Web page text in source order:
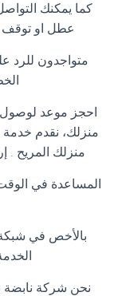
كما يمكنك
عطل او توقف
متواجدون للرد
احجز موعد لوصول
منزلك، نقدم خدمة
منزلك المريح .
المساعدة في
نحن شركة نابضة